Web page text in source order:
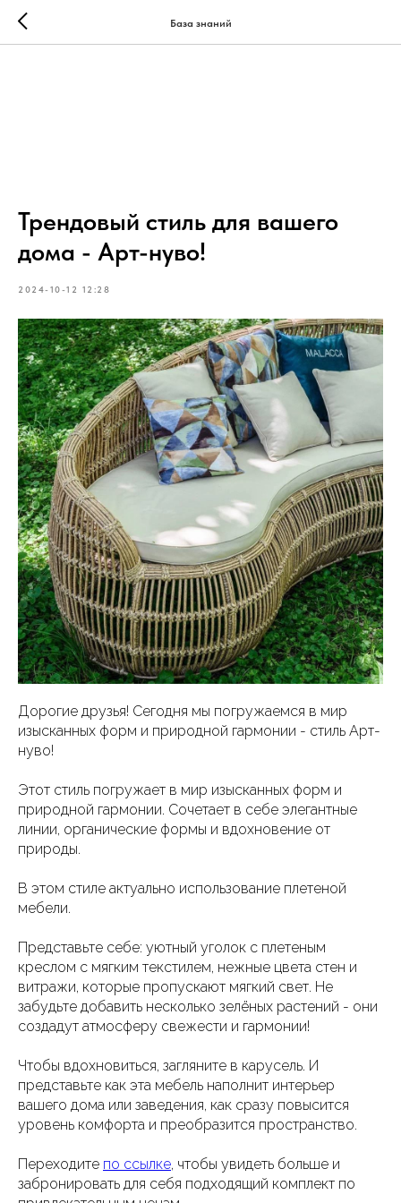
База знаний
Трендовый стиль для вашего
дома - Арт-нуво!
2024-10-12 12:28
Дорогие друзья! Сегодня мы погружаемся в мир
изысканных форм и природной гармонии - стиль Арт-
нуво!
Этот стиль погружает в мир изысканных форм и
природной гармонии. Сочетает в себе элегантные
линии, органические формы и вдохновение от
природы.
В этом стиле актуально использование плетеной
мебели.
Представьте себе: уютный уголок с плетеным
креслом с мягким текстилем, нежные цвета стен и
витражи, которые пропускают мягкий свет. Не
забудьте добавить несколько зелёных растений - они
создадут атмосферу свежести и гармонии!
Чтобы вдохновиться, загляните в карусель. И
представьте как эта мебель наполнит интерьер
вашего дома или заведения, как сразу повысится
уровень комфорта и преобразится пространство.
Переходите по ссылке, чтобы увидеть больше и
забронировать для себя подходящий комплект по